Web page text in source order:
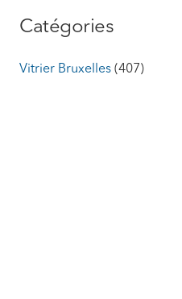
Catégories
Vitrier Bruxelles (407)